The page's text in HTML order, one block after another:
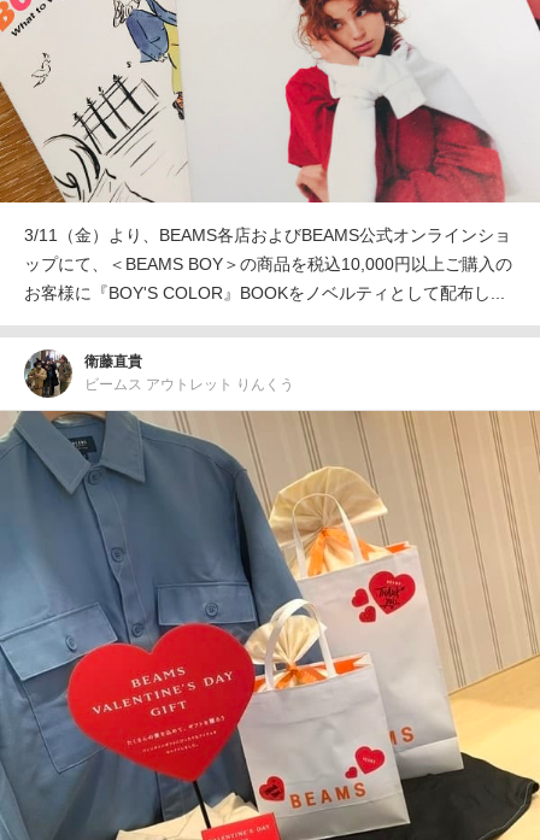
3/11（金）より、BEAMS各店およびBEAMS公式オンラインショ
ップにて、＜BEAMS BOY＞の商品を税込10,000円以上ご購入の
お客様に『BOY'S COLOR』BOOKをノベルティとして配布し...
衛藤直貴
ビームス アウトレット りんくう